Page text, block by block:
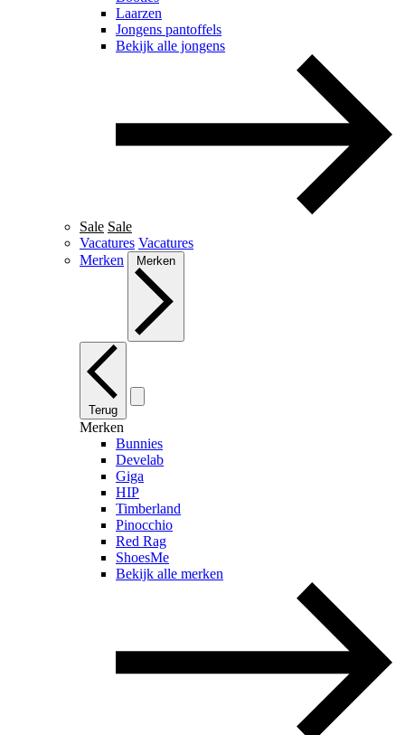
Laarzen
Jongens pantoffels
Bekijk alle jongens
Sale Sale
Vacatures Vacatures
Merken
Merken
Terug
Merken
Bunnies
Develab
Giga
HIP
Timberland
Pinocchio
Red Rag
ShoesMe
Bekijk alle merken